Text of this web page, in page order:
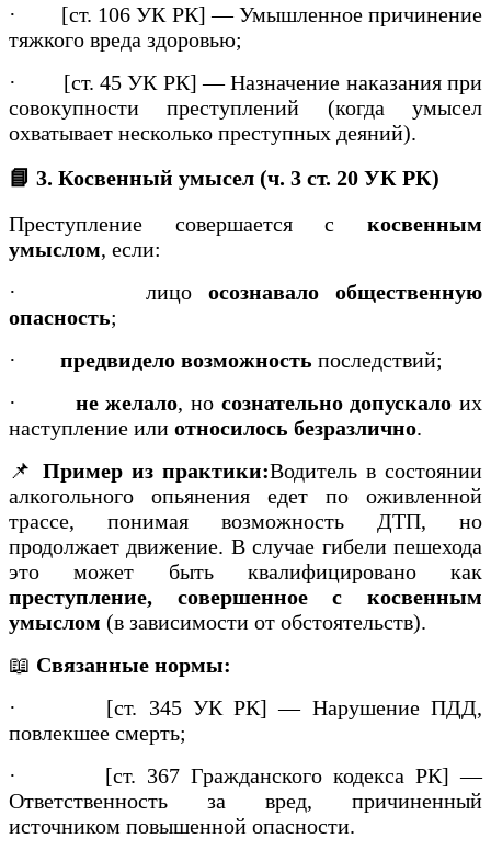
· [ст. 106 УК РК] — Умышленное причинение
тяжкого вреда здоровью;
· [ст. 45 УК РК] — Назначение наказания при
совокупности преступлений (когда умысел
охватывает несколько преступных деяний).
📘 3. Косвенный умысел (ч. 3 ст. 20 УК РК)
Преступление совершается с косвенным
умыслом, если:
·лицоосознавало общественную
опасность;
· предвидело возможность последствий;
· не желало, но сознательно допускало их
наступление или относилось безразлично.
📌 Пример из практики:Водитель в состоянии
алкогольного опьянения едет по оживленной
трассе, понимая возможность ДТП, но
продолжает движение. В случае гибели пешехода
это может быть квалифицировано как
преступление, совершенное с косвенным
умыслом (в зависимости от обстоятельств).
📖 Связанные нормы:
· [ст. 345 УК РК] — Нарушение ПДД,
повлекшее смерть;
· [ст. 367 Гражданского кодекса РК] —
Ответственность за вред, причиненный
источником повышенной опасности.